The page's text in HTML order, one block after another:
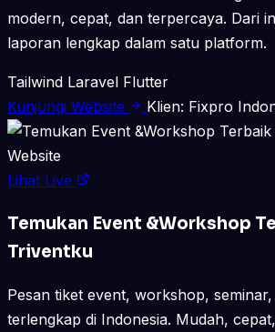
modern, cepat, dan terpercaya. Dari
laporan lengkap dalam satu platform.
Tailwind Laravel Flutter
Kunjungi Website
Klien: Fixpro
Website
Lihat Live
Temukan Event &Workshop
Triventku
Pesan tiket event, workshop,
terlengkap di Indonesia. Mudah,